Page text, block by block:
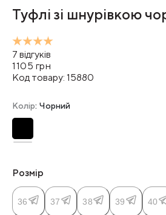
Туфлі зі шнурівкою
7 відгуків
1105 грн
Код товару: 15880
Колір: Чорний
Розмір
36 37 38 39 40